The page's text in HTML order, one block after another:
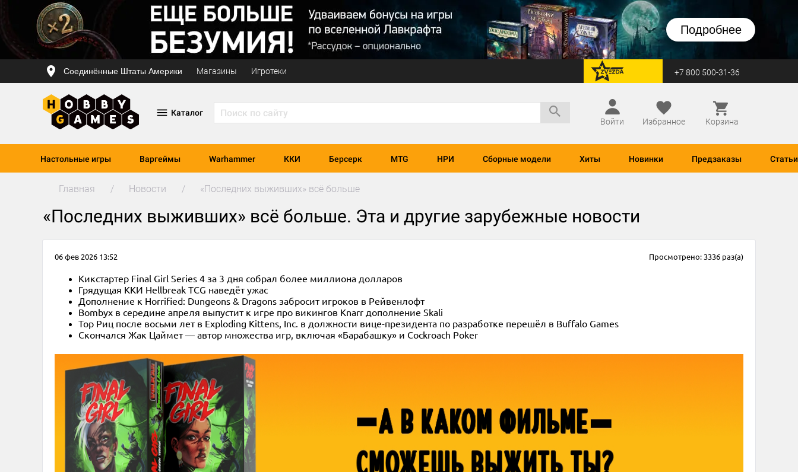
Подробнее
Соединённые Штаты Америки Магазины Игротеки перейти на Zvezda +7 800 500-31-36
Каталог
Войти
Избранное Корзина
Настольные игры Варгеймы Warhammer ККИ Берсерк MTG НРИ Сборные модели Хиты Новинки Предзаказы Статьи
Главная Новости «Последних выживших» всё больше
«Последних выживших» всё больше. Эта и другие зарубежные новости
06 фев 2026 13:52 Просмотрено: 3336 раз(а)
Кикстартер Final Girl Series 4 за 3 дня собрал более миллиона долларов
Грядущая ККИ Hellbreak TCG наведёт ужас
Дополнение к Horrified: Dungeons & Dragons забросит игроков в Рейвенлофт
Bombyx в середине апреля выпустит к игре про викингов Knarr дополнение Skali
Тор Риц после восьми лет в Exploding Kittens, Inc. в должности вице-президента по разработке перешёл в Buffalo Games
Скончался Жак Цаймет — автор множества игр, включая «Барабашку» и Cockroach Poker